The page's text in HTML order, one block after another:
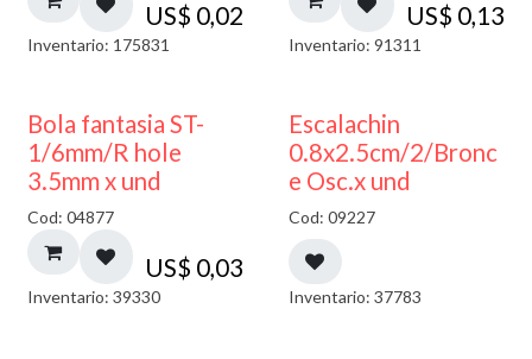
US$ 0,02
Inventario: 175831
US$ 0,13
Inventario: 91311
Bola fantasia ST-
1/6mm/R hole
3.5mm x und
Cod: 04877
US$ 0,03
Inventario: 39330
Escalachin
0.8x2.5cm/2/Bronc
e Osc.x und
Cod: 09227
Inventario: 37783